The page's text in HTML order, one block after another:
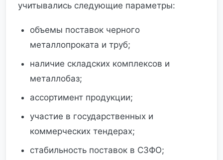
учитывались следующие параметры:
объемы поставок черного
металлопроката и труб;
наличие складских комплексов и
металлобаз;
ассортимент продукции;
участие в государственных и
коммерческих тендерах;
стабильность поставок в СЗФО;